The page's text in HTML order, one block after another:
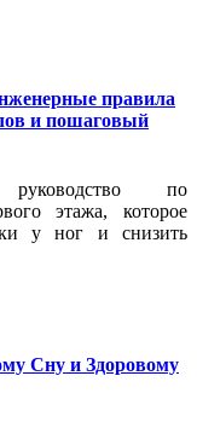
правила
и пошаговый
руководство по
этажа, которое
у ног и снизить
Сну и Здоровому